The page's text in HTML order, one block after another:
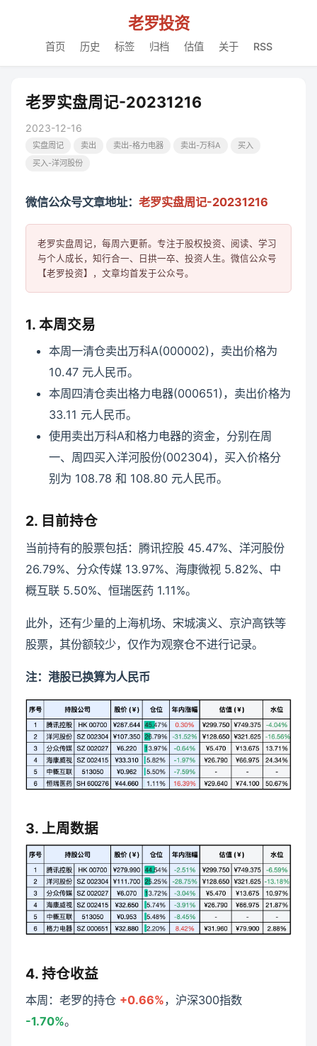
老罗投资
首页 历史 标签 归档 估值 关于 RSS
老罗实盘周记-20231216
2023-12-16
实盘周记 卖出 卖出-格力电器 卖出-万科A
买入
买入-洋河股份
微信公众号文章地址： 老罗实盘周记-20231216
老罗实盘周记，每周六更新。专注于股权投资、阅读、学习
与个人成长，知行合一、日拱一卒、投资人生。微信公众号
1. 本周交易
本周一清仓卖出万科A(000002)，卖出价格为
10.47 元人民币。
本周四清仓卖出格力电器(000651)，卖出价格为
33.11 元人民币。
使用卖出万科A和格力电器的资金，分别在周
一、周四买入洋河股份(002304)，买入价格分
别为 108.78 和 108.80 元人民币。
2. 目前持仓
当前持有的股票包括：腾讯控股 45.47%、洋河股份
26.79%、分众传媒 13.97%、海康微视 5.82%、中
概互联 5.50%、恒瑞医药 1.11%。
此外，还有少量的上海机场、宋城演义、京沪高铁等
股票，其份额较少，仅作为观察仓不进行记录。
注：港股已换算为人民币
3. 上周数据
4. 持仓收益
本周：老罗的持仓 +0.66% ，沪深300指数
-1.70%。